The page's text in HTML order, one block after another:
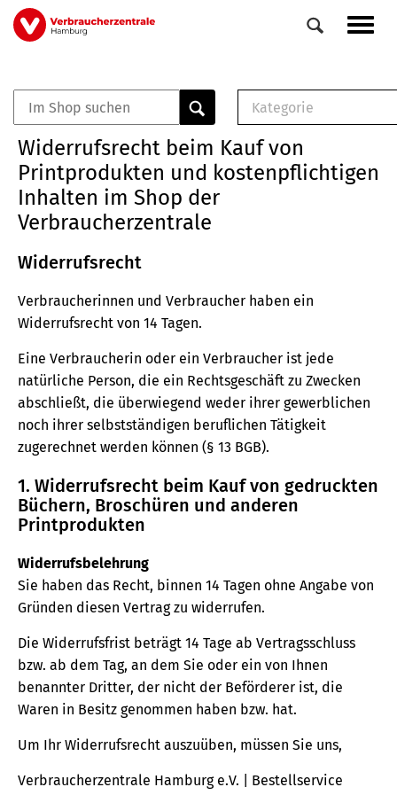
Direkt
zum
Veranstaltungen
0
Elemente
Kategorie
Musterbrief (RTF)
E-Broschüre
Widerrufsrecht beim Kauf von
Printprodukten und kostenpflichtigen
Inhalten im Shop der
Verbraucherzentrale
Widerrufsrecht
Verbraucherinnen und Verbraucher haben ein
Widerrufsrecht von 14 Tagen.
Eine Verbraucherin oder ein Verbraucher ist jede
natürliche Person, die ein Rechtsgeschäft zu Zwecken
abschließt, die überwiegend weder ihrer gewerblichen
noch ihrer selbstständigen beruflichen Tätigkeit
zugerechnet werden können (§ 13 BGB).
1. Widerrufsrecht beim Kauf von gedruckten
Büchern, Broschüren und anderen
Printprodukten
Widerrufsbelehrung
Sie haben das Recht, binnen 14 Tagen ohne Angabe von
Gründen diesen Vertrag zu widerrufen.
Die Widerrufsfrist beträgt 14 Tage ab Vertragsschluss
bzw. ab dem Tag, an dem Sie oder ein von Ihnen
benannter Dritter, der nicht der Beförderer ist, die
Waren in Besitz genommen haben bzw. hat.
Um Ihr Widerrufsrecht auszuüben, müssen Sie uns,
Verbraucherzentrale Hamburg e.V. | Bestellservice